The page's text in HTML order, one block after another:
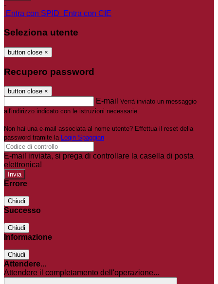
-
Entra con SPID
Entra con CIE
Seleziona utente
button close ×
Recupero password
button close ×
E-mail Verrà inviato un messaggio
all'indirizzo indicato con le istruzioni necessarie.
Non hai una e-mail associata al nome utente? Effettua il reset della
password tramite la Login Spaggiari
E-mail inviata, si prega di controllare la casella di posta
elettronica!
Errore
Chiudi
Successo
Chiudi
Informazione
Chiudi
Attendere...
Attendere il completamento dell'operazione...